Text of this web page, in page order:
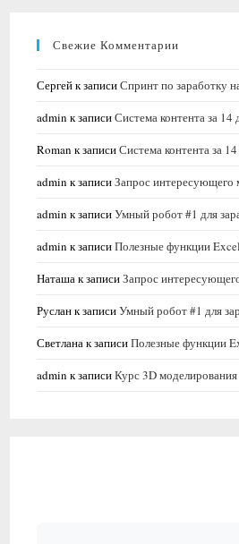
Свежие Комментарии
Сергейк записиСпринт по заработку
admin к записиСистема контента за 14
Roman к записиСистема контента за
admin к записиЗапрос интересующего
admin к записиУмный робот #1 для
admin к записиПолезные функции Excel
Наташак записиЗапрос
Русланк записиУмный робот #1 для
Светланак записиПолезные функции
admin к записиКурс 3D моделирования